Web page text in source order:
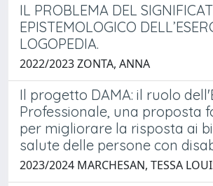
IL PROBLEMA DEL
EPISTEMOLOGICO
LOGOPEDIA.
2022/2023 ZONTA, ANNA
Il progetto DAMA: il ruolo
Professionale, una proposta
per migliorare la risposta ai
salute delle persone con
2023/2024 MARCHESAN, TESSA